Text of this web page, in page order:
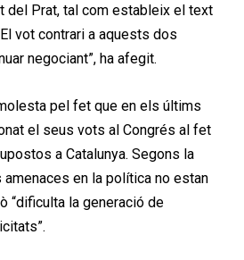
del Prat, tal com estableix el text
vot contrari a aquests dos
negociant”, ha afegit.
pel fet que en els últims
el seus vots al Congrés al fet
a Catalunya. Segons la
amenaces en la política no estan
“dificulta la generació de